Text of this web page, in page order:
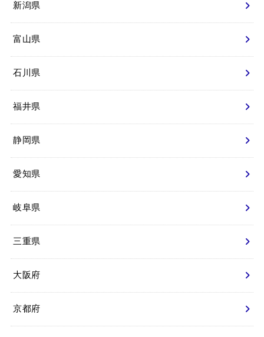
新潟県
富山県
石川県
福井県
静岡県
愛知県
岐阜県
三重県
大阪府
京都府